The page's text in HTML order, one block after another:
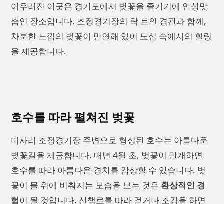
어우러진 이곳은 경기도에서 벚꽃을 즐기기에 안성맞
춤인 장소입니다. 조정경기장의 탁 트인 경관과 함께,
차분한 느낌의 벚꽃이 만연해 있어 도심 속에서의 힐링
을 제공합니다.
호수를 따라 펼쳐진 벚꽃
미사리 조정경기장 주변으로 형성된 호수는 아름다운
벚꽃길을 제공합니다. 매년 4월 초, 벚꽃이 만개하면
호수를 따라 아름다운 경치를 감상할 수 있습니다. 벚
꽃이 물 위에 비춰지는 모습을 보는 것은 환상적인 경
험이 될 것입니다. 산책로를 따라 걷거나 조깅을 하면